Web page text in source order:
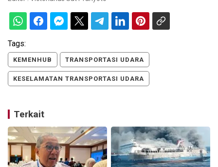
Tags:
KEMENHUB TRANSPORTASI UDARA
KESELAMATAN TRANSPORTASI UDARA
Terkait